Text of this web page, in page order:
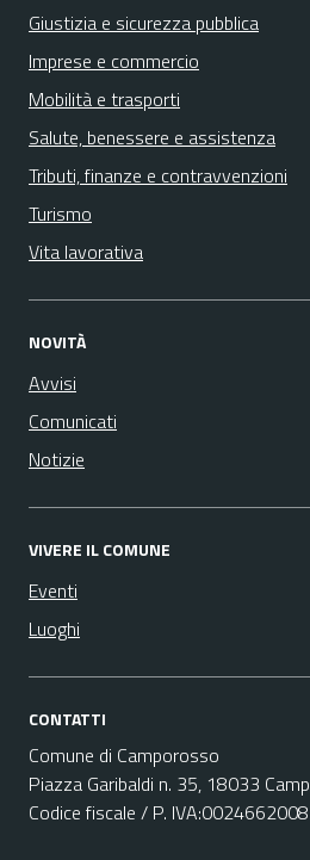
Giustizia e sicurezza pubblica
Imprese e commercio
Mobilità e trasporti
Salute, benessere e assistenza
Tributi, finanze e contravvenzioni
Turismo
Vita lavorativa
NOVITÀ
Avvisi
Comunicati
Notizie
VIVERE IL COMUNE
Eventi
Luoghi
CONTATTI
Comune di Camporosso
Piazza Garibaldi n. 35, 18033
Codice fiscale / P.